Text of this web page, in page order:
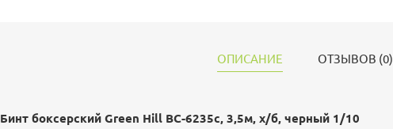
ОПИСАНИЕ ОТЗЫВОВ (0)
Бинт боксерский Green Hill BC-6235c, 3,5м, х/б, черный 1/10